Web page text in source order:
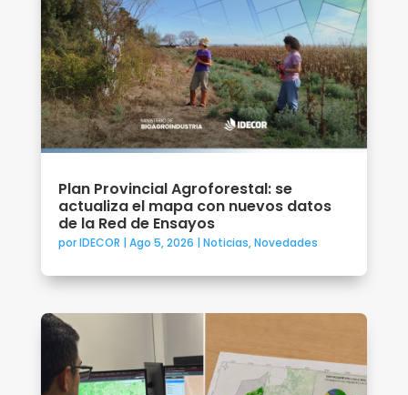
Plan Provincial Agroforestal: se
actualiza el mapa con nuevos datos
de la Red de Ensayos
porIDECOR | Ago 5, 2026 | Noticias,Novedades